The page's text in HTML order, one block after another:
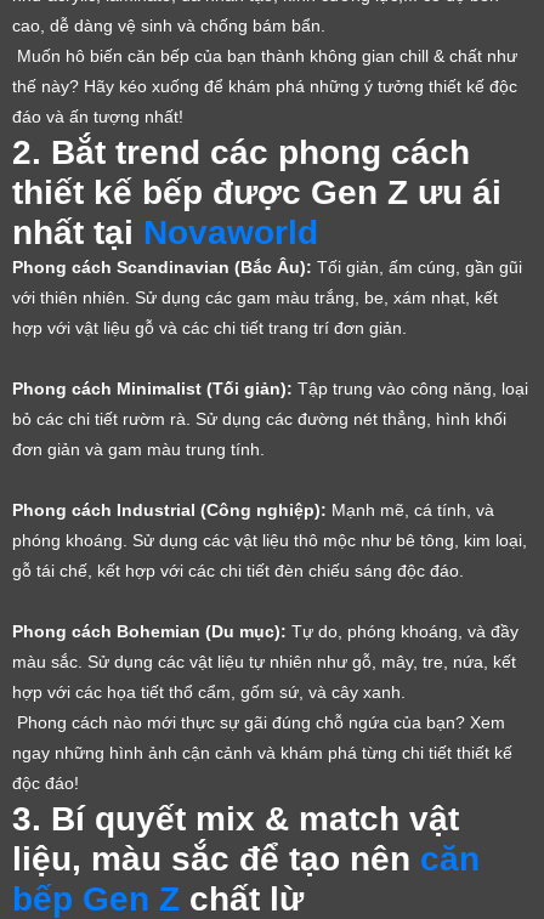
cao, dễ dàng vệ sinh và chống bám bẩn.
Muốn hô biến căn bếp của bạn thành không gian chill & chất như
thế này? Hãy kéo xuống để khám phá những ý tưởng thiết kế độc
đáo và ấn tượng nhất!
2. Bắt trend các phong cách
thiết kế bếp được Gen Z ưu ái
nhất tại Novaworld
Phong cách Scandinavian (Bắc Âu): Tối giản, ấm cúng, gần gũi
với thiên nhiên. Sử dụng các gam màu trắng, be, xám nhạt, kết
hợp với vật liệu gỗ và các chi tiết trang trí đơn giản.
Phong cách Minimalist (Tối giản): Tập trung vào công năng, loại
bỏ các chi tiết rườm rà. Sử dụng các đường nét thẳng, hình khối
đơn giản và gam màu trung tính.
Phong cách Industrial (Công nghiệp): Mạnh mẽ, cá tính, và
phóng khoáng. Sử dụng các vật liệu thô mộc như bê tông, kim loại,
gỗ tái chế, kết hợp với các chi tiết đèn chiếu sáng độc đáo.
Phong cách Bohemian (Du mục): Tự do, phóng khoáng, và đầy
màu sắc. Sử dụng các vật liệu tự nhiên như gỗ, mây, tre, nứa, kết
hợp với các họa tiết thổ cẩm, gốm sứ, và cây xanh.
Phong cách nào mới thực sự gãi đúng chỗ ngứa của bạn? Xem
ngay những hình ảnh cận cảnh và khám phá từng chi tiết thiết kế
độc đáo!
3. Bí quyết mix & match vật
liệu, màu sắc để tạo nên căn
bếp Gen Z chất lừ